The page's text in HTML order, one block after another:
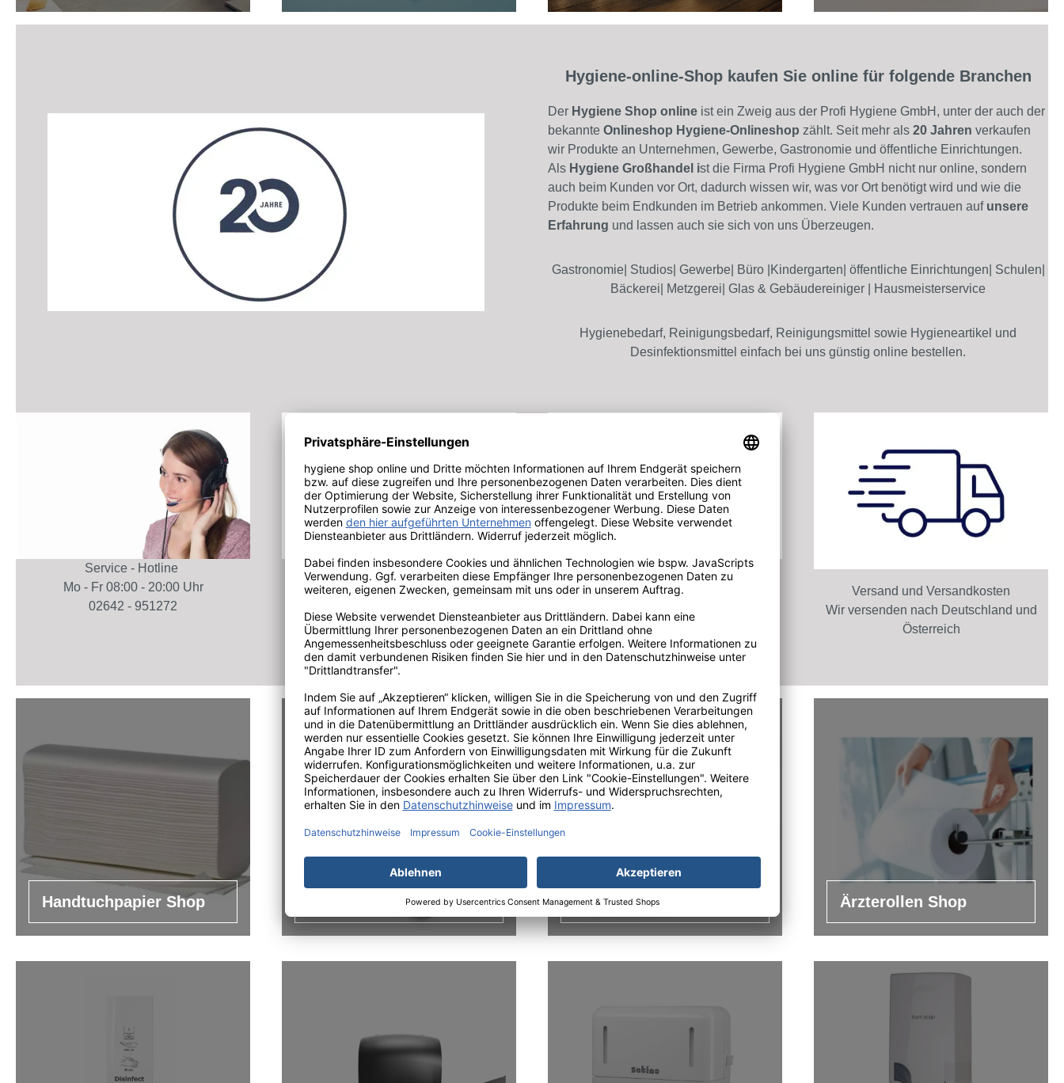
Hygiene-online-Shop kaufen Sie online für folgende Branchen
Der Hygiene Shop online ist ein Zweig aus der Profi Hygiene GmbH, unter der auch der
bekannte Onlineshop Hygiene-Onlineshop zählt. Seit mehr als 20 Jahren verkaufen
wir Produkte an Unternehmen, Gewerbe, Gastronomie und öffentliche Einrichtungen.
Als Hygiene Großhandel ist die Firma Profi Hygiene GmbH nicht nur online, sondern
auch beim Kunden vor Ort, dadurch wissen wir, was vor Ort benötigt wird und wie die
Produkte beim Endkunden im Betrieb ankommen. Viele Kunden vertrauen aufunsere
Erfahrung und lassen auch sie sich von uns Überzeugen.
Gastronomie| Studios| Gewerbe| Büro |Kindergarten| öffentliche Einrichtungen| Schulen|
Bäckerei| Metzgerei| Glas & Gebäudereiniger | Hausmeisterservice
Hygienebedarf, Reinigungsbedarf, Reinigungsmittel sowie Hygieneartikel und
Desinfektionsmittel einfach bei uns günstig online bestellen.
Service - Hotline
Mo - Fr 08:00 - 20:00 Uhr
02642 - 951272
Schutz für Ihre Online-Einkäufe
Sicher einkaufen | Sichere Zahlung
Excellent Shop Award
Die Auszeichnung für Shops, die seit
Zufriedenheit bieten.
Starker Service Echte Verlässlichkeit
Bewährte Sicherheit
Versand und Versandkosten
Wir versenden nach Deutschland und
Österreich
Handtuchpapier Shop Handtuchrollen Shop Toilettenpapier Shop Ärzterollen Shop